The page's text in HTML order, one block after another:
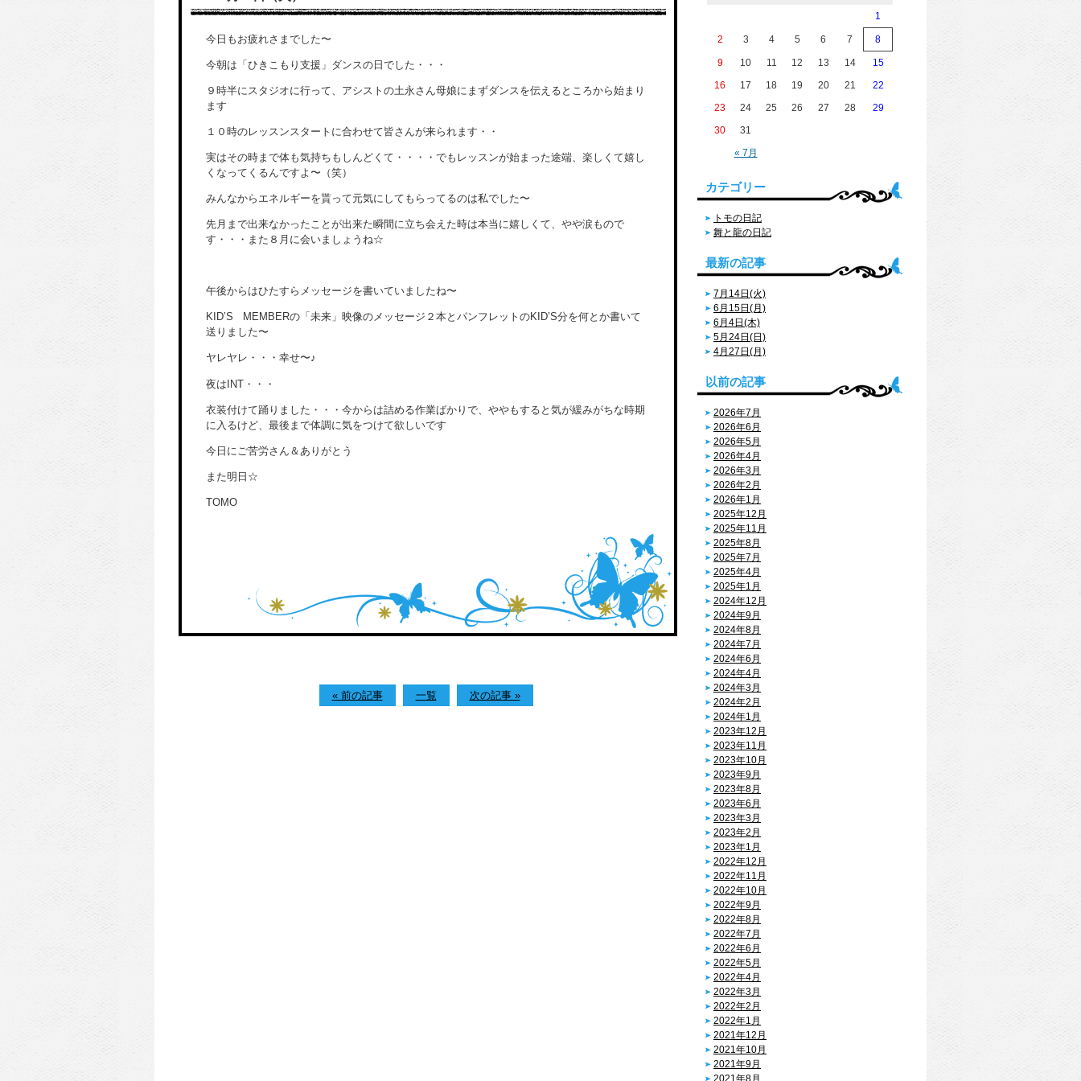
今日もお疲れさまでした〜
今朝は「ひきこもり支援」ダンスの日でした・・・
９時半にスタジオに行って、アシストの土永さん母娘にまずダンスを伝えるところから始まり
ます
１０時のレッスンスタートに合わせて皆さんが来られます・・
実はその時まで体も気持ちもしんどくて・・・・でもレッスンが始まった途端、楽しくて嬉し
くなってくるんですよ〜（笑）
みんなからエネルギーを貰って元気にしてもらってるのは私でした〜
先月まで出来なかったことが出来た瞬間に立ち会えた時は本当に嬉しくて、やや涙もので
す・・・また８月に会いましょうね☆
午後からはひたすらメッセージを書いていましたね〜
KID’S MEMBERの「未来」映像のメッセージ２本とパンフレットのKID’S分を何とか書いて
送りました〜
ヤレヤレ・・・幸せ〜♪
夜はINT・・・
衣装付けて踊りました・・・今からは詰める作業ばかりで、ややもすると気が緩みがちな時期
に入るけど、最後まで体調に気をつけて欲しいです
今日にご苦労さん＆ありがとう
また明日☆
TOMO
« 前の記事 一覧 次の記事 »
« 7月
1
2 3 4 5 6 7 8
9 10 11 12 13 14
15
16
17 18 19 20 21
22
23
24 25 26 27 28
29
30
31
カテゴリー
トモの日記
舞と龍の日記
最新の記事
7月14日(火)
6月15日(月)
6月4日(木)
5月24日(日)
4月27日(月)
以前の記事
2026年7月
2026年6月
2026年5月
2026年4月
2026年3月
2026年2月
2026年1月
2025年12月
2025年11月
2025年8月
2025年7月
2025年4月
2025年1月
2024年12月
2024年9月
2024年8月
2024年7月
2024年6月
2024年4月
2024年3月
2024年2月
2024年1月
2023年12月
2023年11月
2023年10月
2023年9月
2023年8月
2023年6月
2023年3月
2023年2月
2023年1月
2022年12月
2022年11月
2022年10月
2022年9月
2022年8月
2022年7月
2022年6月
2022年5月
2022年4月
2022年3月
2022年2月
2022年1月
2021年12月
2021年10月
2021年9月
2021年8月